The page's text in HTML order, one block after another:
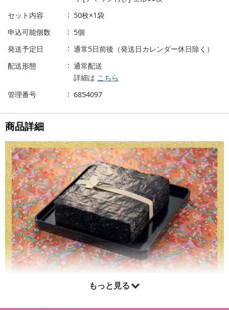
セット内容
50枚×1袋
申込可能個数
5個
発送予定日
通常5日前後（発送日カレンダー休日除く）
配送形態
通常配送
詳細は こちら
管理番号
6854097
商品詳細
もっと見る